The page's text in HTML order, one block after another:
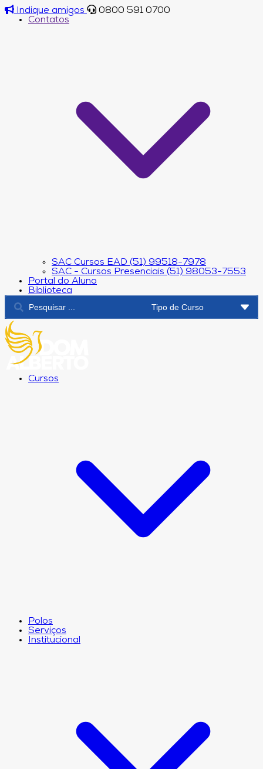
Indique amigos
0800 591 0700
Contatos
SAC Cursos EAD (51) 99518-7978
SAC - Cursos Presenciais (51) 98053-7553
Portal do Aluno
Biblioteca
Cursos
Polos
Serviços
Institucional